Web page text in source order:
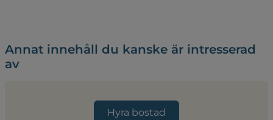
Annat innehåll du kanske är intresserad
av
Hyra bostad